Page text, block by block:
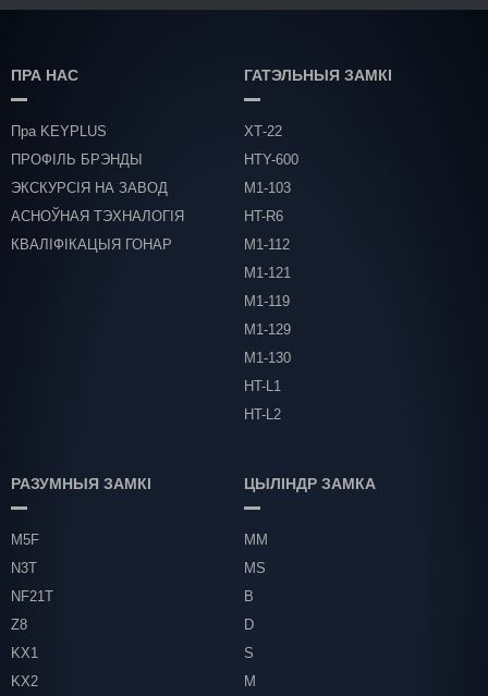
ПРА НАС
Пра KEYPLUS
ПРОФІЛЬ БРЭНДЫ
ЭКСКУРСІЯ НА ЗАВОД
АСНОЎНАЯ ТЭХНАЛОГІЯ
КВАЛІФІКАЦЫЯ ГОНАР
ГАТЭЛЬНЫЯ ЗАМКІ
ХТ-22
HTY-600
М1-103
HT-R6
М1-112
М1-121
М1-119
М1-129
М1-130
HT-L1
HT-L2
РАЗУМНЫЯ ЗАМКІ
M5F
N3T
NF21T
Z8
KX1
KX2
ЦЫЛІНДР ЗАМКА
MM
MS
B
D
S
M